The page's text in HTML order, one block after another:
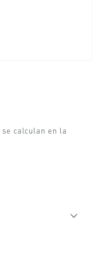
se calculan en la